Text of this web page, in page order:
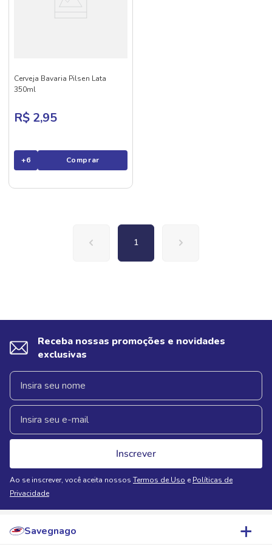
Cerveja Bavaria Pilsen Lata
350ml
R$ 2,95
+6 Comprar
1
Receba nossas promoções e novidades
exclusivas
Inscrever
Ao se inscrever, você aceita nossos Termos de Uso e Políticas de
Privacidade
Savegnago